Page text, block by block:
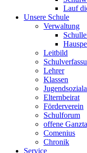
Lauf
Unsere Schule
Verwaltung
Leitbild
Lehrer
Klassen
Elternbeirat
Förderverein
Schulforum
offene
Comenius
Chronik
Service